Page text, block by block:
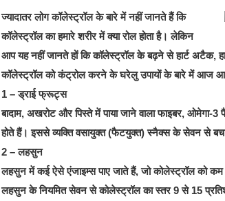
ज्यादातर लोग कॉलेस्ट्रॉल के बारे में नहीं जानते हैं कि
कॉलेस्ट्रॉल का हमारे शरीर में क्या रोल होता है। लेकिन
आप यह नहीं जानते हों कि कॉलेस्ट्रॉल के बढ़ने से हार्ट अटैक,
कॉलेस्ट्रॉल को कंट्रोल करने के घरेलु उपायों के बारे में आज
1 – ड्राई फ्रूट्स
बादाम, अखरोट और पिस्ते में पाया जाने वाला फाइबर, ओमेगा-
होते हैं। इससे व्यक्ति वसायुक्त (फैटयुक्त) स्नैक्स के सेवन से
2 – लहसुन
लहसुन में कई ऐसे एंजाइम्स पाए जाते हैं, जो कोलेस्ट्रॉल को
लहसुन के नियमित सेवन से कोलेस्ट्रॉल का स्तर 9 से 15